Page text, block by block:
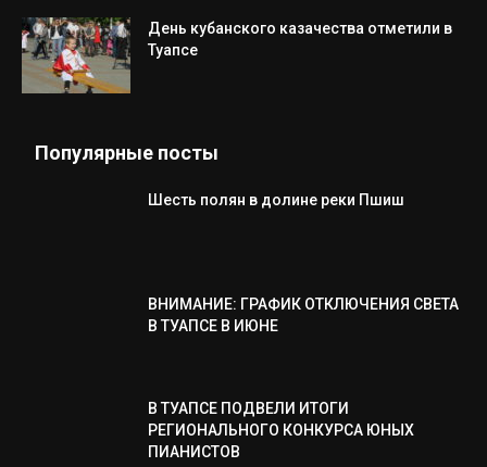
День кубанского казачества отметили в
Туапсе
Популярные посты
Шесть полян в долине реки Пшиш
ВНИМАНИЕ: ГРАФИК ОТКЛЮЧЕНИЯ СВЕТА
В ТУАПСЕ В ИЮНЕ
В ТУАПСЕ ПОДВЕЛИ ИТОГИ
РЕГИОНАЛЬНОГО КОНКУРСА ЮНЫХ
ПИАНИСТОВ